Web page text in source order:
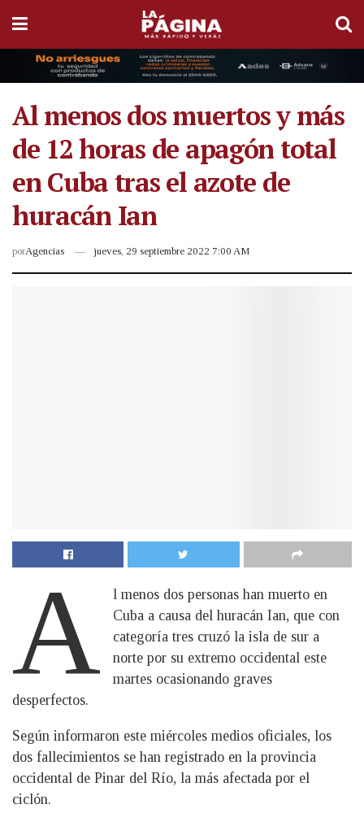
Al menos dos muertos y más
de 12 horas de apagón total
en Cuba tras el azote de
huracán Ian
porAgencias jueves, 29 septiembre 2022 7:00 AM
A
l menos dos personas han muerto en
Cuba a causa del huracán Ian, que con
categoría tres cruzó la isla de sur a
norte por su extremo occidental este
martes ocasionando graves
desperfectos.
Según informaron este miércoles medios oficiales, los
dos fallecimientos se han registrado en la provincia
occidental de Pinar del Río, la más afectada por el
ciclón.